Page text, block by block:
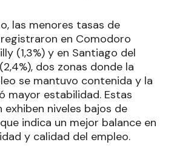
las menores tasas de
en Comodoro
(1,3%) y en Santiago del
dos zonas donde la
se mantuvo contenida y la
mayor estabilidad. Estas
niveles bajos de
indica un mejor balance en
y calidad del empleo.